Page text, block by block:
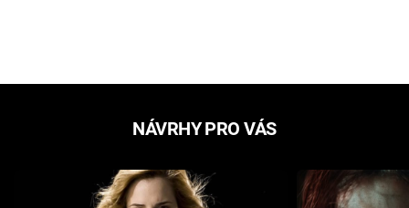
NÁVRHY PRO VÁS